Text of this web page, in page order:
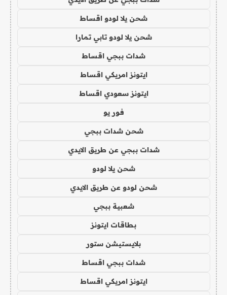
شحن يلا لودو اقساط
شحن يلا لودو تابي تمارا
شدات ببجي اقساط
ايتونز امريكي اقساط
ايتونز سعودي اقساط
فور يو
شحن شدات ببجي
شدات ببجي عن طريق الايدي
شحن يلا لودو
شحن لودو عن طريق الايدي
شعبية ببجي
بطاقات ايتونز
بلايستيشن ستور
شدات ببجي اقساط
ايتونز امريكي اقساط